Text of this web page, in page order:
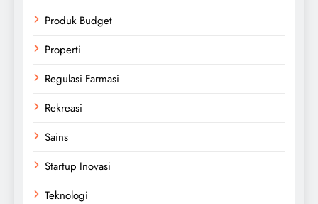
Produk Budget
Properti
Regulasi Farmasi
Rekreasi
Sains
Startup Inovasi
Teknologi